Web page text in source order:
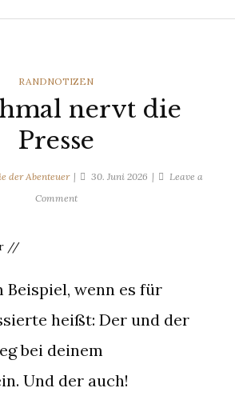
CATEGORIES
RANDNOTIZEN
nervt die
Presse
der Abenteuer 30. Juni 2026
Leave a
Commenton
//
wenn es für
heißt: Der und der
bei deinem
Und der auch!